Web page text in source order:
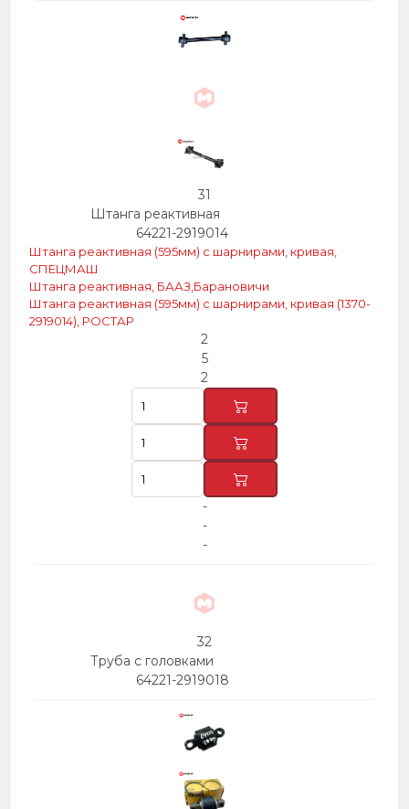
31
Штанга реактивная
64221-2919014
Штанга реактивная (595мм) с шарнирами, кривая,
СПЕЦМАШ
Штанга реактивная, БААЗ,Барановичи
Штанга реактивная (595мм) с шарнирами, кривая (1370-
2919014), РОСТАР
2
5
2
-
-
-
32
Труба с головками
64221-2919018